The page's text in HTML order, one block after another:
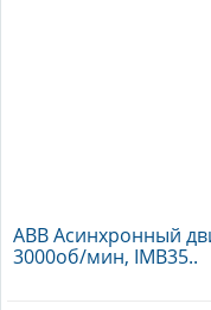
ABB Асинхронный
3000об/мин, IMB35..